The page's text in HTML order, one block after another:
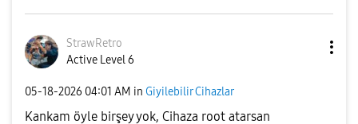
StrawRetro
Active Level 6
‎05-18-2026 04:01 AM in Giyilebilir Cihazlar
Kankam öyle birşey yok, Cihaza root atarsan